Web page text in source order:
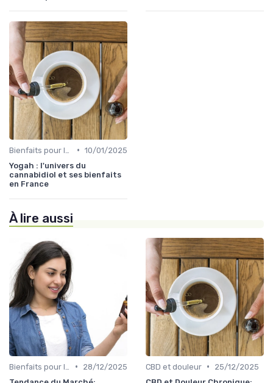
• 10/01/2025
Yogah : l'univers du
cannabidiol et ses bienfaits
en France
À lire aussi
•
28/12/2025
CBD et douleur •
25/12/2025